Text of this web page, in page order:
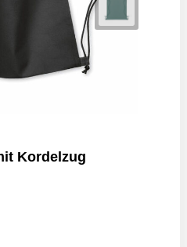
Kordelzug